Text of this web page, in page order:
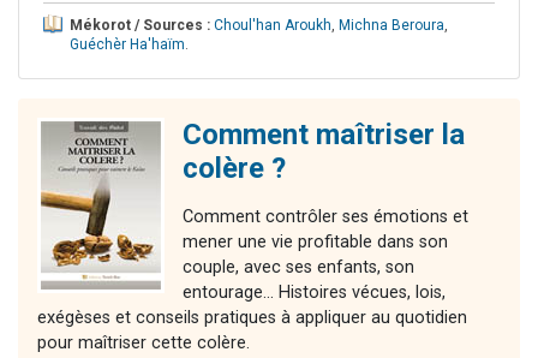
Mékorot / Sources : Choul'han Aroukh, Michna Beroura,
Guéchèr Ha'haïm.
Comment maîtriser la
colère ?
Comment contrôler ses émotions et
mener une vie profitable dans son
couple, avec ses enfants, son
entourage... Histoires vécues, lois,
exégèses et conseils pratiques à appliquer au quotidien
pour maîtriser cette colère.